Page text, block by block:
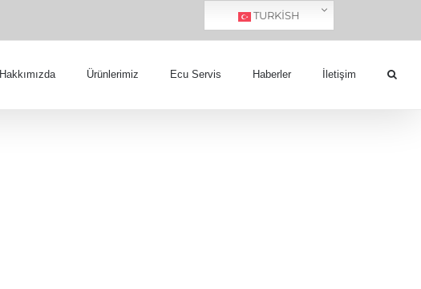
Hakkımızda Ürünlerimiz Ecu Servis Haberler İletişim
TURKISH